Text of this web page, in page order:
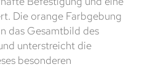
Die orange Farbgebung
das Gesamtbild des
unterstreicht die
besonderen